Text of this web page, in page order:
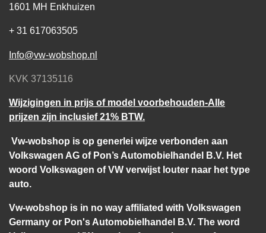
1601 MH Enkhuizen
+ 31 617063505
Info@vw-wobshop.nl
KVK 37135116
Wijzigingen in prijs of model voorbehouden-Alle
prijzen zijn inclusief 21% BTW.
Vw-wobshop is op generlei wijze verbonden aan
Volkswagen AG of Pon’s Automobielhandel B.V. Het
woord Volkswagen of VW verwijst louter naar het type
auto.
Vw-wobshop is in no way affiliated with Volkswagen
Germany or Pon's Automobielhandel B.V. The word